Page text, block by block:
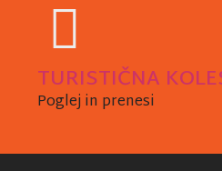
TURISTIČNA
Poglej in prenesi